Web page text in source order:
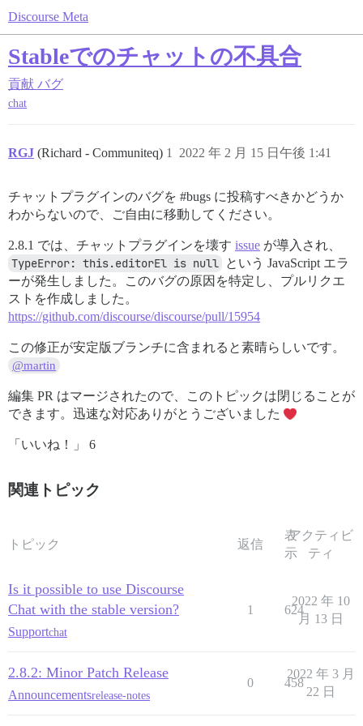
Discourse Meta
Stableでのチャットの不具合
貢献 バグ
chat
RGJ (Richard - Communiteq) 2022 年 2 月 15 日午後 1:41
1
チャットプラグインのバグを #bugs に投稿すべきかどうか
わからないので、ご自由に移動してください。
2.8.1 では、チャットプラグインを壊す issue が導入され、
TypeError: this.editorEl is null という JavaScript エラ
ーが発生しました。このバグの原因を特定し、プルリクエ
ストを作成しました。
https://github.com/discourse/discourse/pull/15954
この修正が安定版ブランチに含まれると素晴らしいです。
@martin
編集 PR はマージされたので、このトピックは閉じることが
できます。迅速な対応ありがとうございました
「いいね！」 6
関連トピック
トピック 返信
表
示
アクティビ
ティ
Is it possible to use Discourse
Chat with the stable version?
Supportchat
1 624
2022 年 10
月 13 日
2.8.2: Minor Patch Release
Announcementsrelease-notes
0 458
2022 年 3 月
22 日